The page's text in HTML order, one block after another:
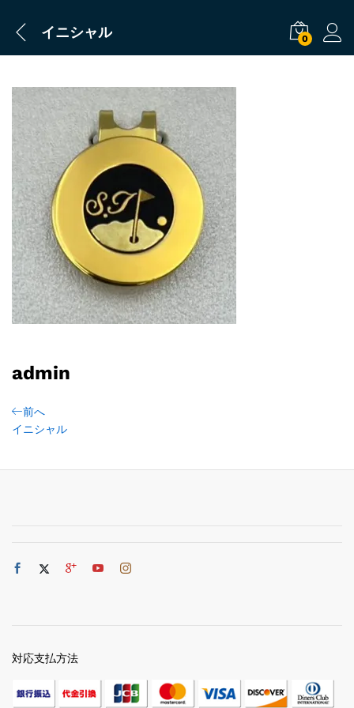
イニシャル 0
admin
前へ
イニシャル
対応支払方法